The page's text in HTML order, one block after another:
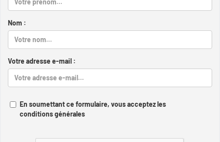
Nom :
Votre adresse e-mail :
En soumettant ce formulaire, vous acceptez les
conditions générales